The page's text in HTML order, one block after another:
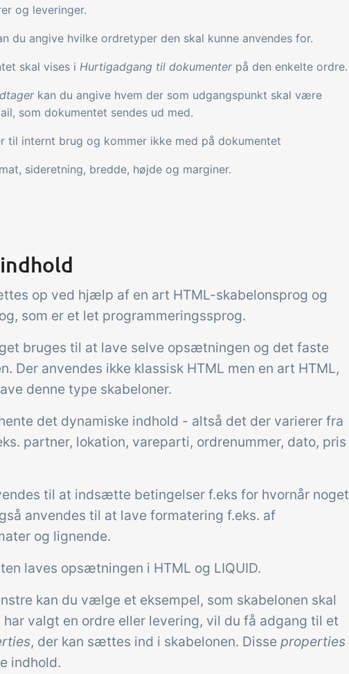
og leveringer.
du angive hvilke ordretyper den skal kunne anvendes for.
skal vises i Hurtigadgang til dokumenterpå den enkelte ordre.
kan du angive hvem der som udgangspunkt skal være
som dokumentet sendes ud med.
til internt brug og kommer ikke med på dokumentet
sideretning, bredde, højde og marginer.
op ved hjælp af en art HTML-skabelonsprog og
som er et let programmeringssprog.
bruges til at lave selve opsætningen og det faste
Der anvendes ikke klassisk HTML men en art HTML,
denne type skabeloner.
det dynamiske indhold - altså det der varierer fra
partner, lokation, vareparti, ordrenummer, dato, pris
til at indsætte betingelser f.eks for hvornår noget
anvendes til at lave formatering f.eks. af
og lignende.
laves opsætningen i HTML og LIQUID.
kan du vælge et eksempel, som skabelonen skal
har valgt en ordre eller levering, vil du få adgang til et
, der kan sættes ind i skabelonen. Disse properties
indhold.